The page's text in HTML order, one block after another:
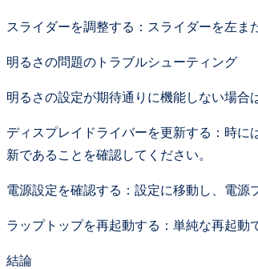
スライダーを調整する：スライダーを左ま
明るさの問題のトラブルシューティング
明るさの設定が期待通りに機能しない場合
ディスプレイドライバーを更新する：時
新であることを確認してください。
電源設定を確認する：設定に移動し、電源
ラップトップを再起動する：単純な再起動
結論